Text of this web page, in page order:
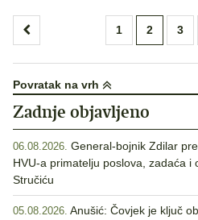
Brojevi
objava
1 2 3
Povratak na vrh
Zadnje objavljeno
06.08.2026. General-bojnik Zdilar
HVU-a primatelju poslova, zadaća i
Stručiću
05.08.2026. Anušić: Čovjek je ključ